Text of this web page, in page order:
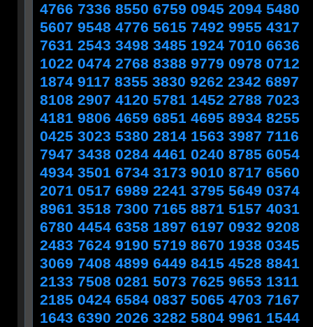
4766 7336 8550 6759 0945 2094 5480
5607 9548 4776 5615 7492 9955 4317
7631 2543 3498 3485 1924 7010 6636
1022 0474 2768 8388 9779 0978 0712
1874 9117 8355 3830 9262 2342 6897
8108 2907 4120 5781 1452 2788 7023
4181 9806 4659 6851 4695 8934 8255
0425 3023 5380 2814 1563 3987 7116
7947 3438 0284 4461 0240 8785 6054
4934 3501 6734 3173 9010 8717 6560
2071 0517 6989 2241 3795 5649 0374
8961 3518 7300 7165 8871 5157 4031
6780 4454 6358 1897 6197 0932 9208
2483 7624 9190 5719 8670 1938 0345
3069 7408 4899 6449 8415 4528 8841
2133 7508 0281 5073 7625 9653 1311
2185 0424 6584 0837 5065 4703 7167
1643 6390 2026 3282 5804 9961 1544